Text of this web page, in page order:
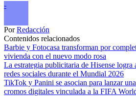
-
PorRedacción
Contenidos relacionados
Barbie y Fotocasa transforman por
vivienda con el nuevo modo rosa
La estrategia publicitaria de Hisense logra
redes sociales durante el Mundial 2026
TikTok y Panini se asocian para lanzar
cromos digitales vinculada a la FIFA